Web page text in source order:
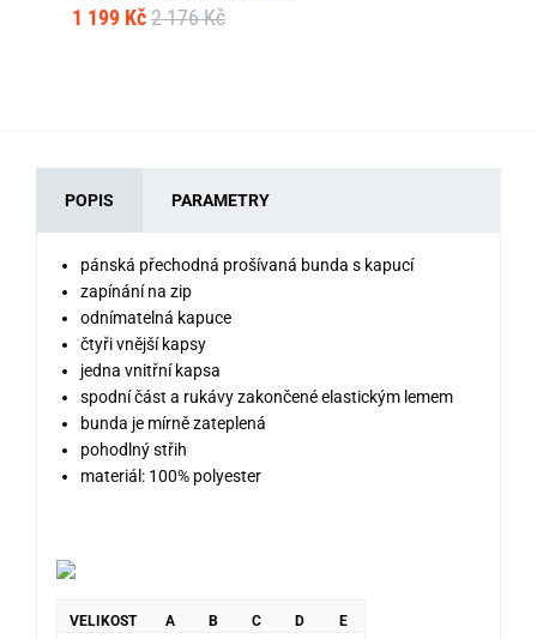
1 199 Kč 2 176 Kč
POPIS PARAMETRY
pánská přechodná prošívaná bunda s kapucí
zapínání na zip
odnímatelná kapuce
čtyři vnější kapsy
jedna vnitřní kapsa
spodní část a rukávy zakončené elastickým lemem
bunda je mírně zateplená
pohodlný střih
materiál: 100% polyester
VELIKOST A B C D E